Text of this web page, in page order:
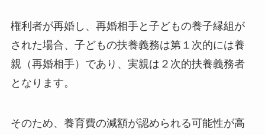
権利者が再婚し、再婚相手と子どもの養子縁組が
された場合、子どもの扶養義務は第１次的には養
親（再婚相手）であり、実親は２次的扶養義務者
となります。
そのため、養育費の減額が認められる可能性が高